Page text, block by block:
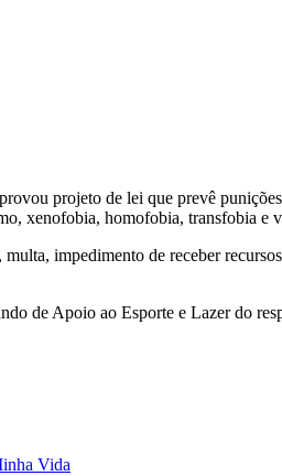
projeto de lei que prevê
xenofobia, homofobia, transfobia e
impedimento de receber
de Apoio ao Esporte e Lazer do
Vida